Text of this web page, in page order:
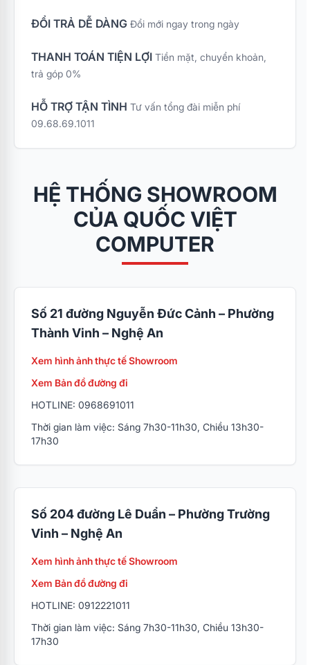
ĐỔI TRẢ DỄ DÀNG Đổi mới ngay trong ngày
THANH TOÁN TIỆN LỢI Tiền mặt, chuyển khoản,
trả góp 0%
HỖ TRỢ TẬN TÌNH Tư vấn tổng đài miễn phí
09.68.69.1011
HỆ THỐNG SHOWROOM
CỦA QUỐC VIỆT
COMPUTER
Số 21 đường Nguyễn Đức Cảnh – Phường
Thành Vinh – Nghệ An
Xem hình ảnh thực tế Showroom
Xem Bản đồ đường đi
HOTLINE: 0968691011
Thời gian làm việc: Sáng 7h30-11h30, Chiều 13h30-
17h30
Số 204 đường Lê Duẩn – Phường Trường
Vinh – Nghệ An
Xem hình ảnh thực tế Showroom
Xem Bản đồ đường đi
HOTLINE: 0912221011
Thời gian làm việc: Sáng 7h30-11h30, Chiều 13h30-
17h30